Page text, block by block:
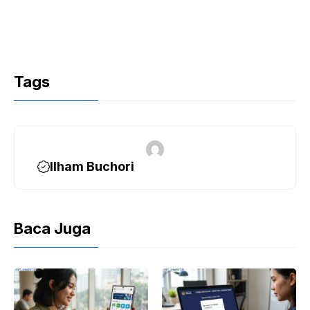
Tags
Ilham Buchori
Baca Juga